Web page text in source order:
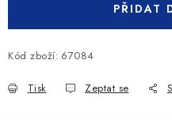
PŘIDAT
Kód zboží: 67084
Tisk Zeptat se